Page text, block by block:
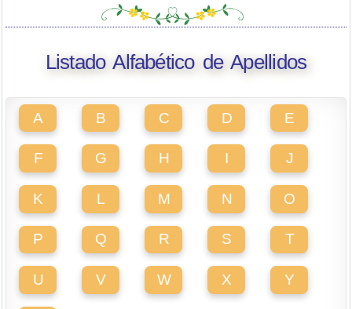
Listado Alfabético de Apellidos
A B C D E
F G H I J
K L M N O
P Q R S T
U V W X Y